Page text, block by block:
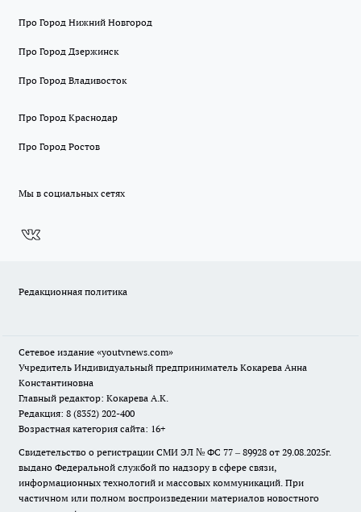
Про Город Нижний Новгород
Про Город Дзержинск
Про Город Владивосток
Про Город Краснодар
Про Город Ростов
Мы в социальных сетях
Редакционная политика
Сетевое издание «youtvnews.com»
Учредитель Индивидуальный предприниматель Кокарева Анна
Константиновна
Главный редактор: Кокарева А.К.
Редакция: 8 (8352) 202-400
Возрастная категория сайта: 16+
Свидетельство о регистрации СМИ ЭЛ № ФС 77 – 89928 от 29.08.2025г.
выдано Федеральной службой по надзору в сфере связи,
информационных технологий и массовых коммуникаций. При
частичном или полном воспроизведении материалов новостного